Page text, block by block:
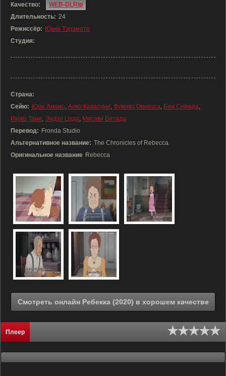
Качество:
WEB-DLRip
Длительность: 24
Режиссёр: Юкиё Тэрамото
Студия:
Страна:
Сейю: Юри Амано, Аяко Кавасуми, Фумико Орикаса, Бин Симада,
Икуко Тани, Эидзо Цуда, Мисаки Ватада
Перевод: Fronda Studio
Альтернативное название: The Chronicles of Rebecca
Оригинальное название Rebecca
Смотреть онлайн Ребекка (2020) в хорошем качестве
Плеер